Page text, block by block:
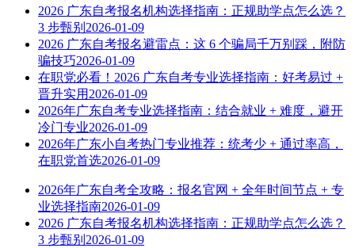
2026 广东自考报名机构选择指南：正规助学点怎么选？
3 步甄别 2026-01-09
2026 广东自考报名避雷点：这 6 个骗局千万别踩，附防
骗技巧2026-01-09
在职党必看！2026 广东自考专业选择指南：好考易过 +
晋升实用 2026-01-09
2026年广东自考专业选择指南：结合就业 + 难度，避开
冷门专业2026-01-09
2026年广东小自考热门专业推荐：统考少 + 通过率高，
在职党首选2026-01-09
2026年广东自考全攻略：报名官网 + 全年时间节点 + 专
业选择指南2026-01-09
2026 广东自考报名机构选择指南：正规助学点怎么选？
3 步甄别 2026-01-09